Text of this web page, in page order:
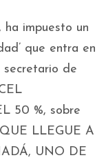
impuesto un
que entra en
secretario de
50 %, sobre
LLEGUE A
UNO DE